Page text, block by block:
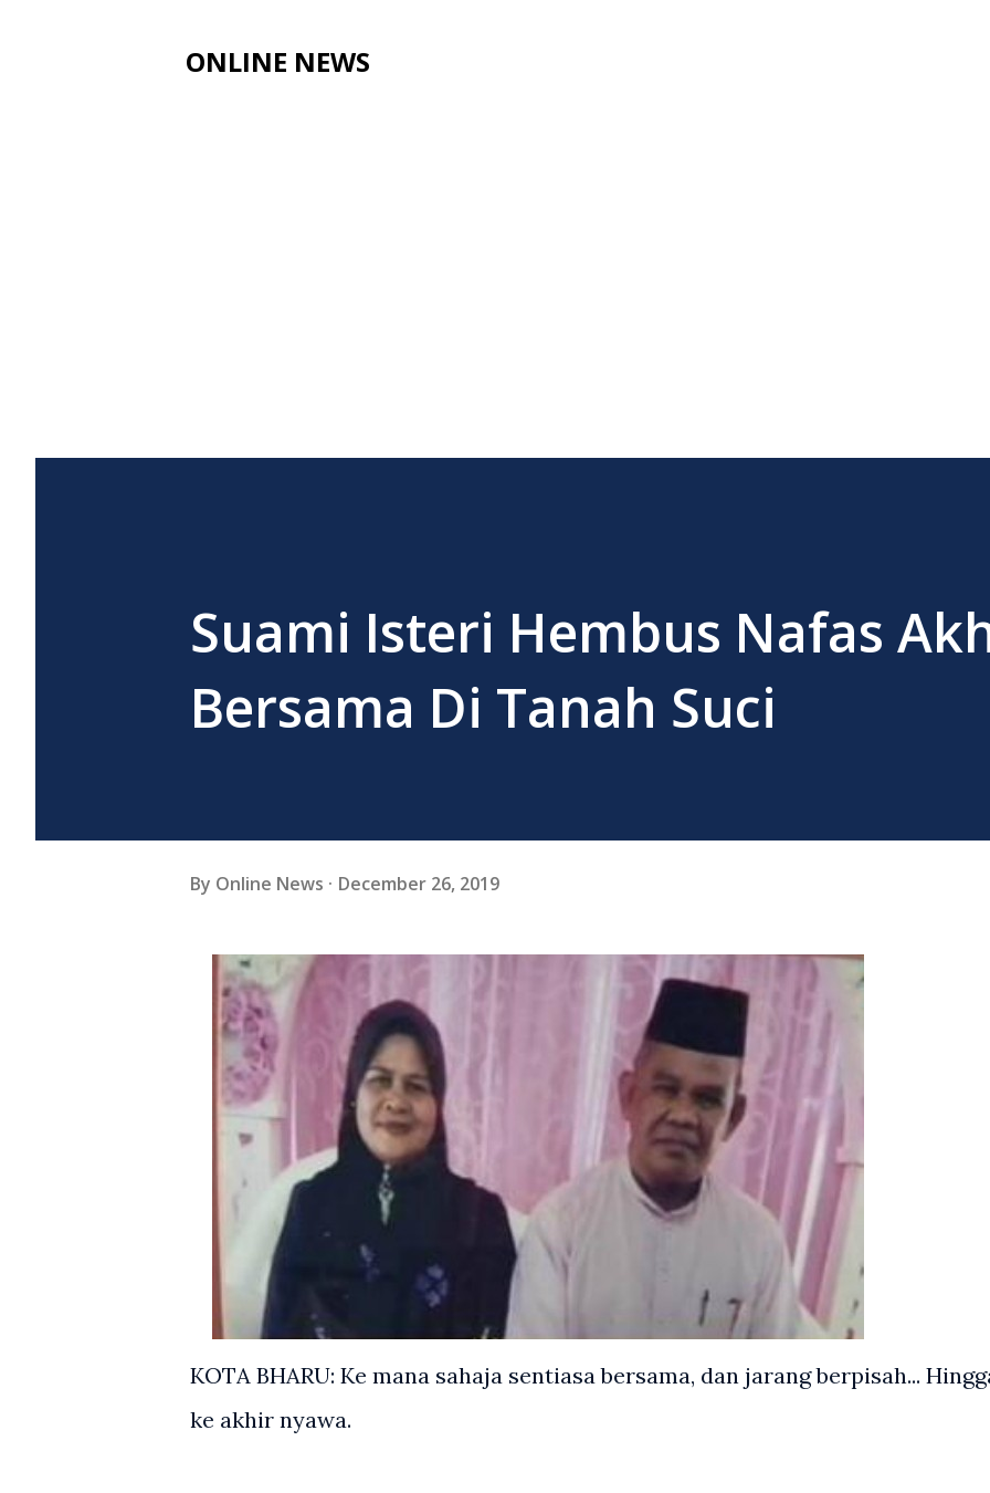
ONLINE NEWS
Suami Isteri Hembus Nafas
Bersama Di Tanah Suci
By Online News December 26, 2019
KOTA BHARU: Ke mana sahaja sentiasa bersama, dan jarang berpisah...
ke akhir nyawa.